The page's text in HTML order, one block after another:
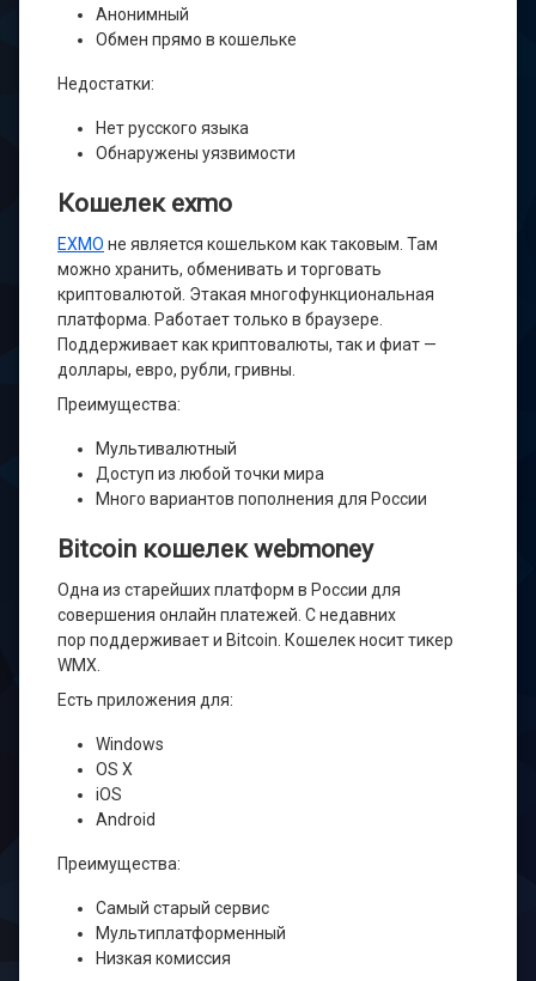
Анонимный
Обмен прямо в кошельке
Недостатки:
Нет русского языка
Обнаружены уязвимости
Кошелек exmo
EXMO не является кошельком как таковым. Там
можно хранить, обменивать и торговать
криптовалютой. Этакая многофункциональная
платформа. Работает только в браузере.
Поддерживает как криптовалюты, так и фиат —
доллары, евро, рубли, гривны.
Преимущества:
Мультивалютный
Доступ из любой точки мира
Много вариантов пополнения для России
Bitcoin кошелек webmoney
Одна из старейших платформ в России для
совершения онлайн платежей. C недавних
пор поддерживает и Bitcoin. Кошелек носит тикер
WMX.
Есть приложения для:
Windows
OS X
iOS
Android
Преимущества:
​Самый старый сервис
Мультиплатформенный
Низкая комиссия